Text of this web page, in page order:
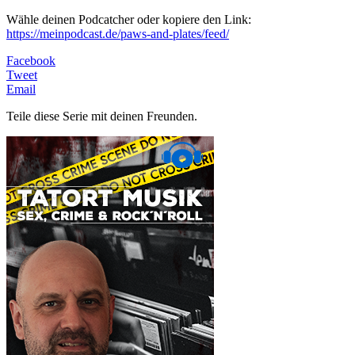
Wähle deinen Podcatcher oder kopiere den Link:
https://meinpodcast.de/paws-and-plates/feed/
Facebook
Tweet
Email
Teile diese Serie mit deinen Freunden.